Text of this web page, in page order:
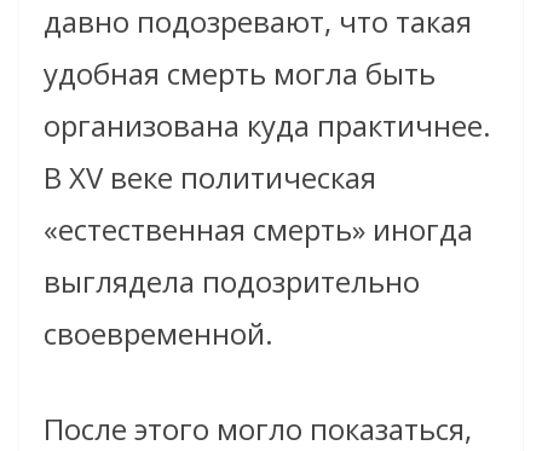
давно подозревают, что такая
удобная смерть могла быть
организована куда практичнее.
В XV веке политическая
«естественная смерть» иногда
выглядела подозрительно
своевременной.
После этого могло показаться,